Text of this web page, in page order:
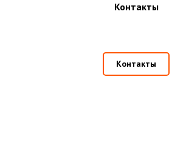
Контакты
Контакты